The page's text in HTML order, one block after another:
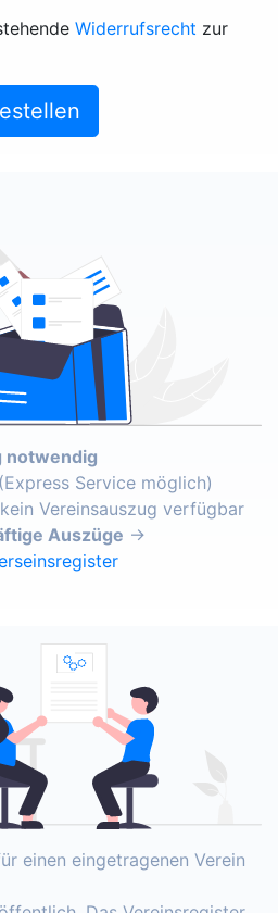
Widerrufsrecht zur
notwendig
Service möglich)
Vereinsauszug verfügbar
Auszüge →
einen eingetragenen Verein